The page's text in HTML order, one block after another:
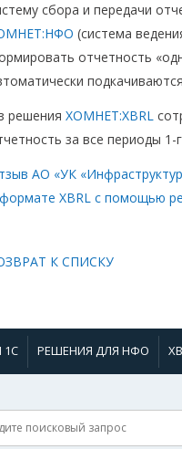
сбора и передачи
(система
отчетность
решения ХОМНЕТ:XBRL
за все периоды
АО «УК
XBRL с помощью
К СПИСКУ
1С РЕШЕНИЯ ДЛЯ НФО